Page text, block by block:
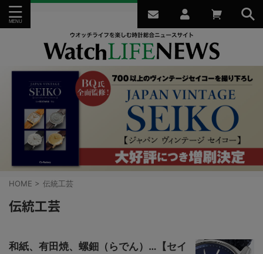
HOME > 伝統工芸
伝統工芸
和紙、有田焼、螺鈿（らでん）…【セイ